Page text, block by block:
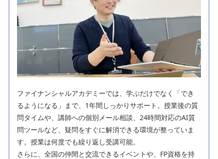
ファイナンシャルアカデミーでは、学ぶだけでなく「でき
るようになる」まで、1年間しっかりサポート。授業後の質
問タイムや、講師への個別メール相談、24時間対応のAI質
問ツールなど、疑問をすぐに解消できる環境が整っていま
す。授業は何度でも繰り返し受講可能。
さらに、全国の仲間と交流できるイベントや、FP資格を持